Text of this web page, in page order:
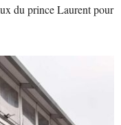
du prince Laurent pour